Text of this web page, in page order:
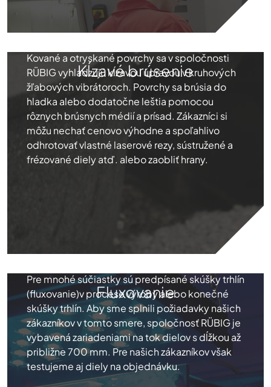
Kĺzavé brúsenie
Kované a otryskané povrchy sa v spoločnosti
RÜBIG vyhladzujú kĺzavou úpravou v kruhových
žľabových vibrátoroch. Povrchy sa brúsia do
hladka alebo dodatočne leštia pomocou
rôznych brúsnych médií a prísad. Zákazníci si
môžu nechať cenovo výhodne a spoľahlivo
odhrotovať vlastné laserové rezy, sústružené a
frézované diely atď. alebo zaobliť hrany.
Fluxovanie
Pre mnohé súčiastky sú predpísané skúšky trhlín
(fluxovanie)v procese výroby alebo konečné
skúšky trhlín. Aby sme splnili požiadavky našich
zákazníkov v tomto smere, spoločnosť RÜBIG je
vybavená zariadeniami na tok dielov s dĺžkou až
približne 700 mm. Pre našich zákazníkov však
testujeme aj diely na objednávku.